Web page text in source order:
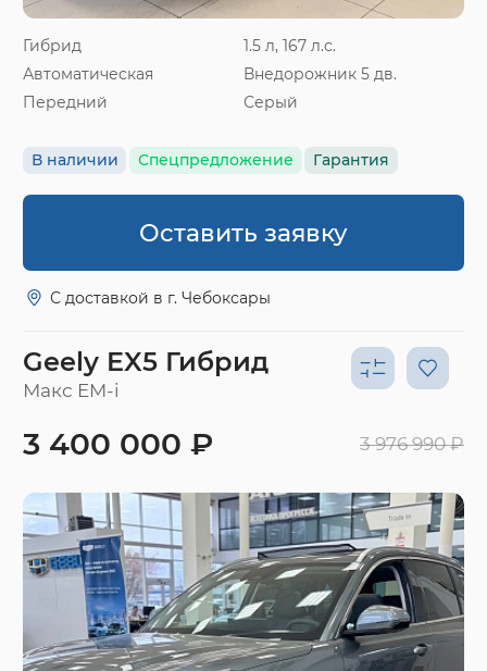
Гибрид
1.5 л, 167 л.с.
Автоматическая
Внедорожник 5 дв.
Передний
Серый
В наличии Спецпредложение Гарантия
Оставить заявку
С доставкой в г. Чебоксары
Geely EX5 Гибрид
Макс EM-i
3 400 000 ₽ 3 976 990 ₽